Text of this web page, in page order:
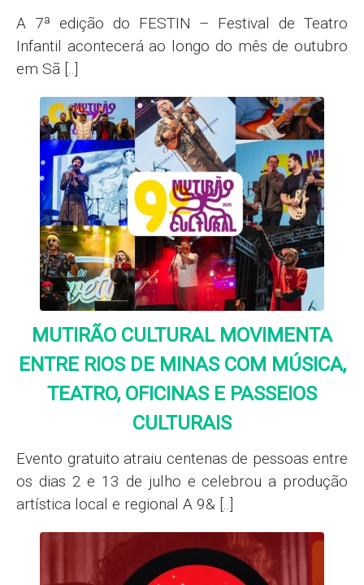
A 7ª edição do FESTIN – Festival de Teatro
Infantil acontecerá ao longo do mês de outubro
em Sã [..]
MUTIRÃO CULTURAL MOVIMENTA
ENTRE RIOS DE MINAS COM MÚSICA,
TEATRO, OFICINAS E PASSEIOS
CULTURAIS
Evento gratuito atraiu centenas de pessoas entre
os dias 2 e 13 de julho e celebrou a produção
artística local e regional A 9& [..]